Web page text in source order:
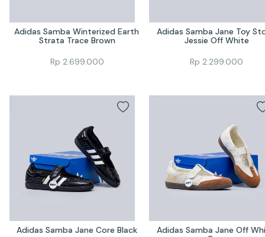
Adidas Samba Winterized Earth
Strata Trace Brown
Rp 2.699.000
Adidas Samba Jane Toy
Jessie Off White
Rp 2.299.000
Adidas Samba Jane Core Black
Adidas Samba Jane Off